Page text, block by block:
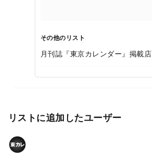
その他のリスト
月刊誌『東京カレンダー』掲載店
リストに追加したユーザー